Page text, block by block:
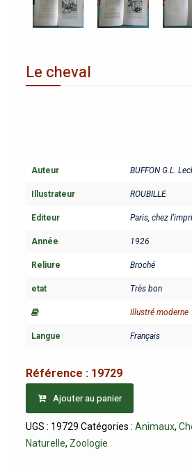
Le cheval
Auteur BUFFON G.L.
Illustrateur ROUBILLE
Editeur Paris, chez
Année 1926
Reliure Broché
etat Très bon
Illustré moderne
Langue Français
Référence : 19729
Ajouter au panier
UGS : 19729 Catégories : Animaux,
Naturelle, Zoologie